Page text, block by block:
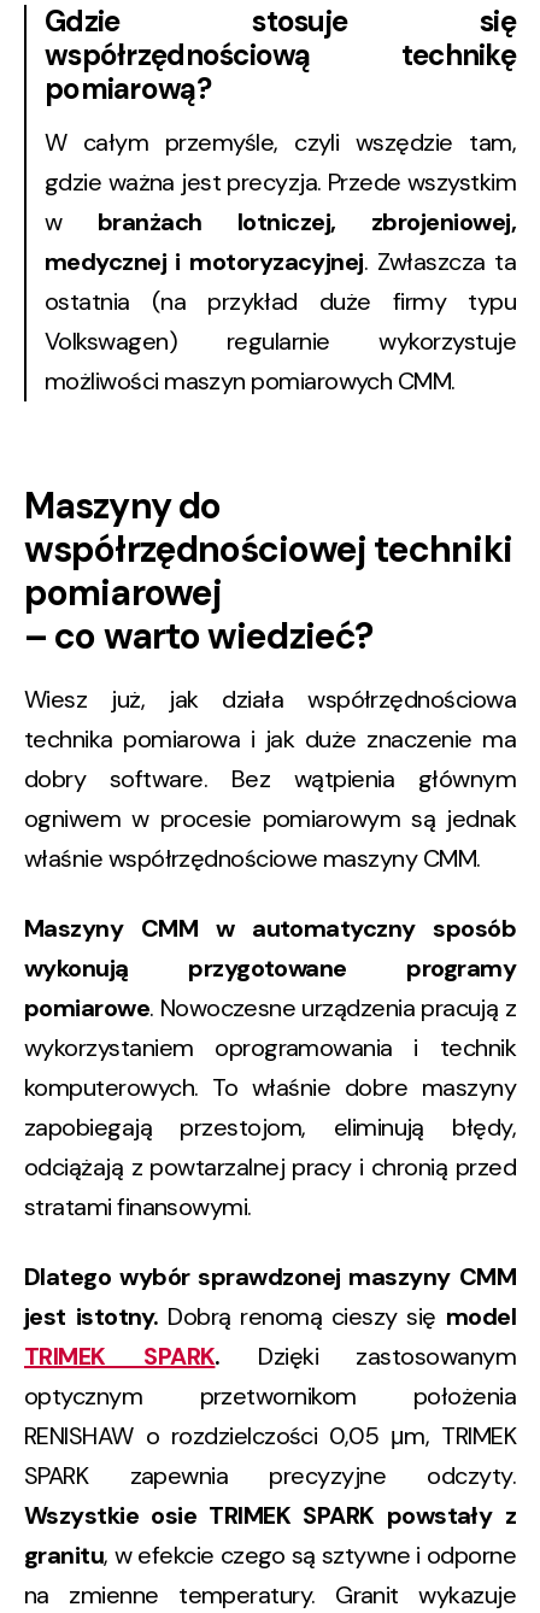
Gdzie stosuje się
współrzędnościową technikę
pomiarową?
W całym przemyśle, czyli wszędzie tam,
gdzie ważna jest precyzja. Przede wszystkim
w branżach lotniczej, zbrojeniowej,
medycznej i motoryzacyjnej. Zwłaszcza ta
ostatnia (na przykład duże firmy typu
Volkswagen) regularnie wykorzystuje
możliwości maszyn pomiarowych CMM.
Maszyny do
współrzędnościowej techniki
pomiarowej
– co warto wiedzieć?
Wiesz już, jak działa współrzędnościowa
technika pomiarowa i jak duże znaczenie ma
dobry software. Bez wątpienia głównym
ogniwem w procesie pomiarowym są jednak
właśnie współrzędnościowe maszyny CMM.
Maszyny CMM w automatyczny sposób
wykonują przygotowane programy
pomiarowe. Nowoczesne urządzenia pracują z
wykorzystaniem oprogramowania i technik
komputerowych. To właśnie dobre maszyny
zapobiegają przestojom, eliminują błędy,
odciążają z powtarzalnej pracy i chronią przed
stratami finansowymi.
Dlatego wybór sprawdzonej maszyny CMM
jest istotny. Dobrą renomą cieszy się model
TRIMEK SPARK. Dzięki zastosowanym
optycznym przetwornikom położenia
RENISHAW o rozdzielczości 0,05 μm, TRIMEK
SPARK zapewnia precyzyjne odczyty.
Wszystkie osie TRIMEK SPARK powstały z
granitu, w efekcie czego są sztywne i odporne
na zmienne temperatury. Granit wykazuje